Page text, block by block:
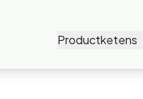
Productketens